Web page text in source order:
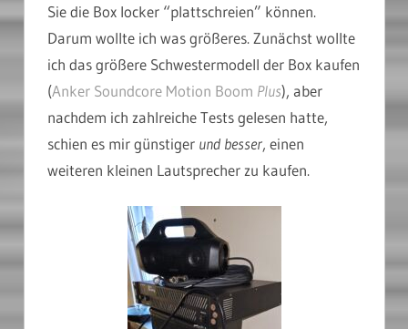
Sie die Box locker “plattschreien” können.
Darum wollte ich was größeres. Zunächst wollte
ich das größere Schwestermodell der Box kaufen
(Anker Soundcore Motion Boom Plus), aber
nachdem ich zahlreiche Tests gelesen hatte,
schien es mir günstiger und besser, einen
weiteren kleinen Lautsprecher zu kaufen.